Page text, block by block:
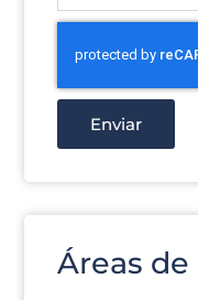
Enviar
Áreas